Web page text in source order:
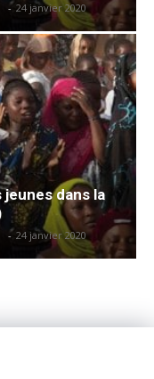
- 24 janvier 2020
dans la
- 24 janvier 2020